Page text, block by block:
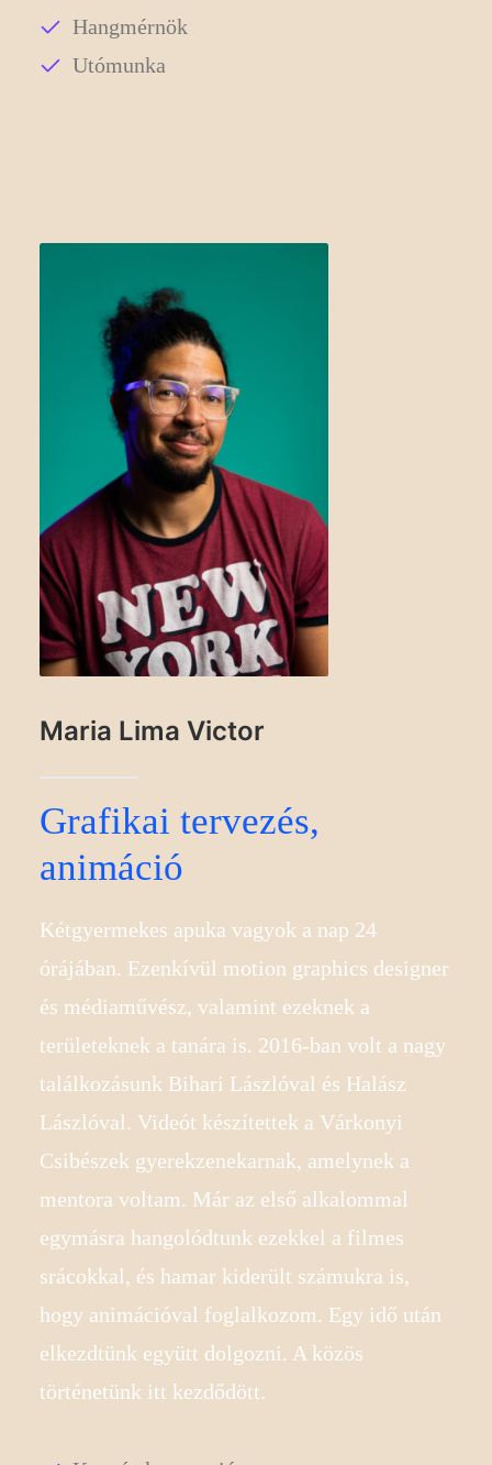
Hangmérnök
Utómunka
Maria Lima Victor
Grafikai tervezés,
animáció
Kétgyermekes apuka vagyok a nap 24
órájában. Ezenkívül motion graphics designer
és médiaművész, valamint ezeknek a
területeknek a tanára is. 2016-ban volt a nagy
találkozásunk Bihari Lászlóval és Halász
Lászlóval. Videót készítettek a Várkonyi
Csibészek gyerekzenekarnak, amelynek a
mentora voltam. Már az első alkalommal
egymásra hangolódtunk ezekkel a filmes
srácokkal, és hamar kiderült számukra is,
hogy animációval foglalkozom. Egy idő után
elkezdtünk együtt dolgozni. A közös
történetünk itt kezdődött.